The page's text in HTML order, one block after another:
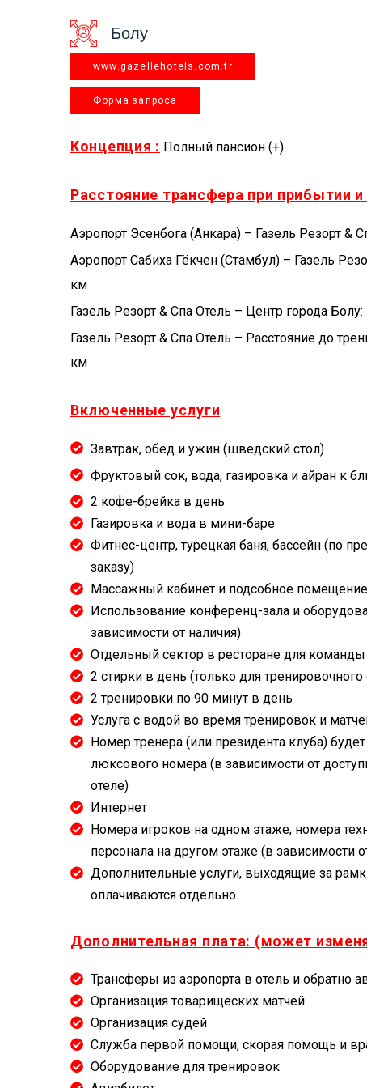
Болу
www.gazellehotels.com.tr
Форма запроса
Концепция : Полный пансион (+)
Расстояние трансфера при прибытии и
Аэропорт Эсенбога (Анкара) – Газель Резорт &
Аэропорт Сабиха Гёкчен (Стамбул) – Газель
км
Газель Резорт & Спa Отель – Центр города
Газель Резорт & Спa Отель – Расстояние до
км
Включенные услуги
Завтрак, обед и ужин (шведский стол)
Фруктовый сок, вода, газировка и айран к
2 кофе-брейка в день
Газировка и вода в мини-баре
Фитнес-центр, турецкая баня, бассейн (по
заказу)
Массажный кабинет и подсобное помещение
Использование конференц-зала и
зависимости от наличия)
Отдельный сектор в ресторане для команды
2 стирки в день (только для
2 тренировки по 90 минут в день
Услуга с водой во время тренировок и
Номер тренера (или президента клуба)
люксового номера (в зависимости от
отеле)
Интернет
Номера игроков на одном этаже, номера
персонала на другом этаже (в зависимости
Дополнительные услуги, выходящие за
оплачиваются отдельно.
Дополнительная плата: (может
Трансферы из аэропорта в отель и обратно
Организация товарищеских матчей
Организация судей
Служба первой помощи, скорая помощь и
Оборудование для тренировок